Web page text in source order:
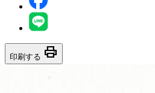
印刷する print